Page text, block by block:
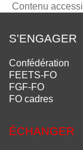
Contenu
S'ENGAGER
Confédération
FEETS-FO
FGF-FO
FO cadres
ÉCHANGER